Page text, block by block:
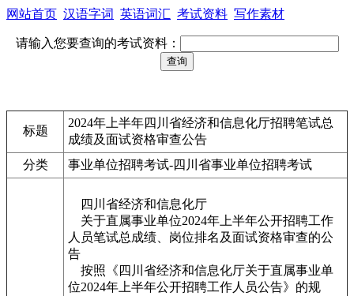
网站首页 汉语字词 英语词汇 考试资料 写作素材
请输入您要查询的考试资料：
标题
2024年上半年四川省经济和信息化厅招聘笔试总
成绩及面试资格审查公告
分类
事业单位招聘考试-四川省事业单位招聘考试
四川省经济和信息化厅
关于直属事业单位2024年上半年公开招聘工作
人员笔试总成绩、岗位排名及面试资格审查的公
告
按照《四川省经济和信息化厅关于直属事业单
位2024年上半年公开招聘工作人员公告》的规